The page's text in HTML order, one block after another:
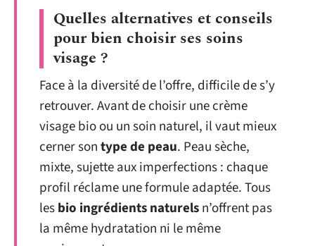
Quelles alternatives et conseils
pour bien choisir ses soins
visage ?
Face à la diversité de l’offre, difficile de s’y
retrouver. Avant de choisir une crème
visage bio ou un soin naturel, il vaut mieux
cerner sontype de peau. Peau sèche,
mixte, sujette aux imperfections : chaque
profil réclame une formule adaptée. Tous
lesbio ingrédients naturelsn’offrent pas
la même hydratation ni le même